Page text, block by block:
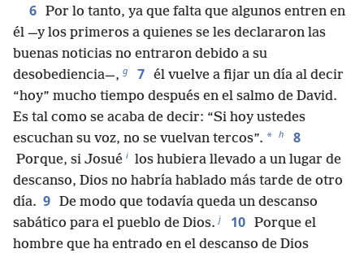
6 Por lo tanto, ya que falta que algunos entren en
él —y los primeros a quienes se les declararon las
buenas noticias no entraron debido a su
desobediencia—, g 7 él vuelve a fijar un día al decir
“hoy” mucho tiempo después en el salmo de David.
Es tal como se acaba de decir: “Si hoy ustedes
escuchan su voz, no se vuelvan tercos”. * h 8
Porque, si Josué i los hubiera llevado a un lugar de
descanso, Dios no habría hablado más tarde de otro
día. 9 De modo que todavía queda un descanso
sabático para el pueblo de Dios. j 10 Porque el
hombre que ha entrado en el descanso de Dios